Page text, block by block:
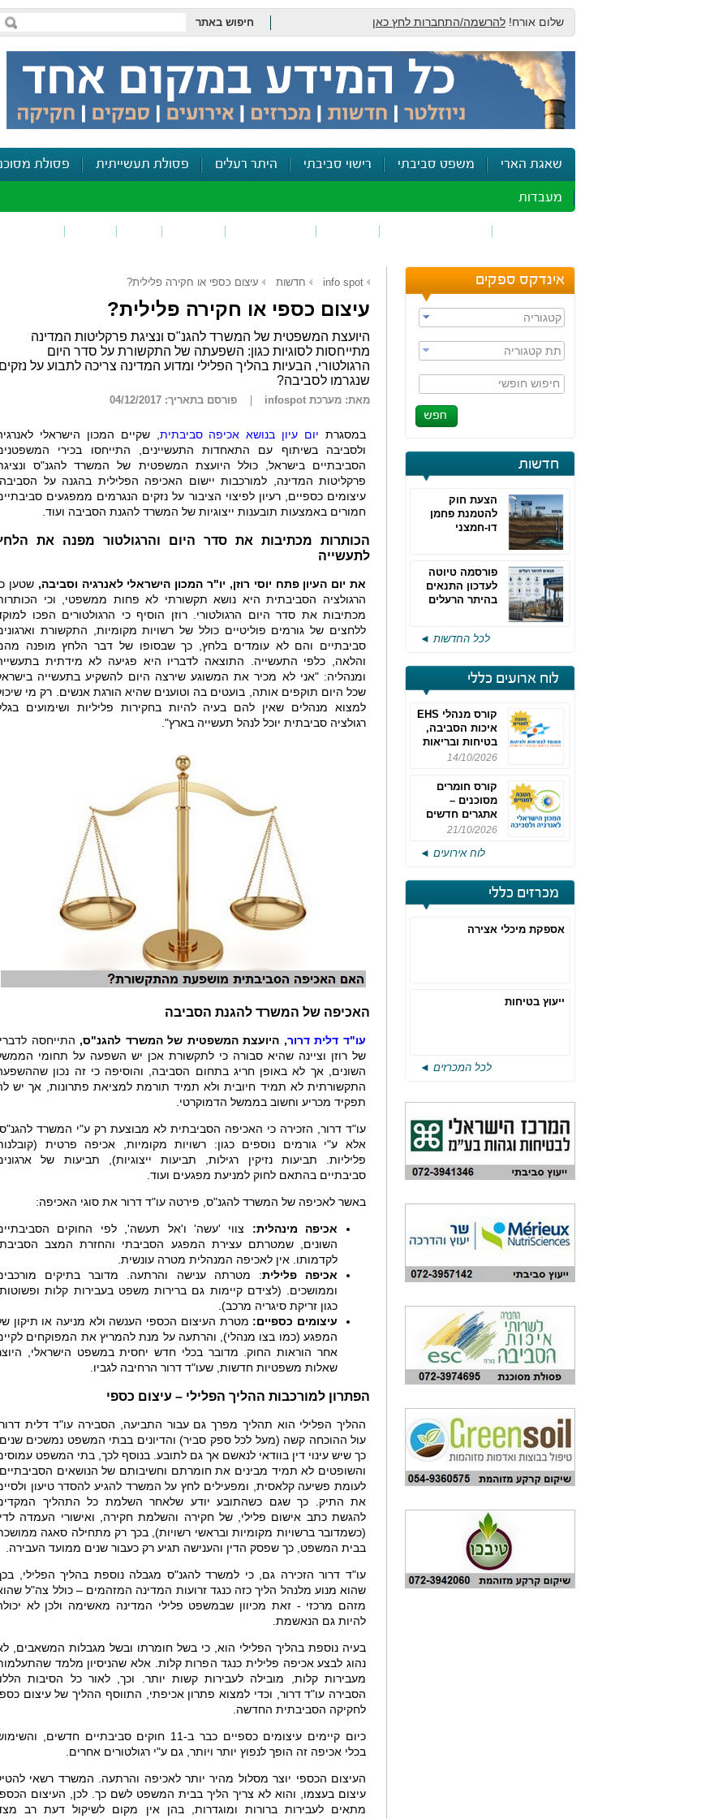
שלום אורח! להרשמה/התחברות לחץ כאן חיפוש באתר
שאגת הארי משפט סביבתי רישוי סביבתי היתר רעלים פסולת תעשייתית פסולת
מעבדות
אינדקס ספקים
קטגוריה
תת קטגוריה
חיפוש חופשי
חדשות
הצעת חוק
להטמנת פחמן
דו-חמצני
פורסמה טיוטה
לעדכון התנאים
בהיתר הרעלים
לכל החדשות ◄
לוח ארועים כללי
קורס מנהלי EHS
איכות הסביבה,
בטיחות ובריאות
תעסוקתית
14/10/2026
קורס חומרים
מסוכנים –
אתגרים חדשים
והערכות לחוק
מחזור 4
21/10/2026
לוח אירועים ◄
מכרזים כללי
אספקת מיכלי אצירה
ייעוץ בטיחות
לכל המכרזים ◄
info spot חדשות עיצום כספי או חקירה פלילית?
עיצום כספי או חקירה פלילית?
היועצת המשפטית של המשרד להגנ"ס ונציגת פרקליטות המדינה
מתייחסות לסוגיות כגון: השפעתה של התקשורת על סדר היום
הרגולטורי, הבעיות בהליך הפלילי ומדוע המדינה צריכה לתבוע על
שנגרמו לסביבה?
מאת: מערכת infospot פורסם בתאריך: 04/12/2017
במסגרת יום עיון בנושא אכיפה סביבתית , שקיים המכון הישראלי
ולסביבה בשיתוף עם התאחדות התעשיינים, התייחסו בכירי
הסביבתיים בישראל, כולל היועצת המשפטית של המשרד להגנ"ס
פרקליטות המדינה, למורכבות יישום האכיפה הפלילית בהגנה על
עיצומים כספיים, רעיון לפיצוי הציבור על נזקים הנגרמים ממפגעים
חמורים באמצעות תובענות ייצוגיות של המשרד להגנת הסביבה ועוד.
הכותרות מכתיבות את סדר היום והרגולטור מפנה את
לתעשייה
את יום העיון פתח יוסי רוזן, יו"ר המכון הישראלי לאנרגיה וסביבה,שטען
הרגולציה הסביבתית היא נושא תקשורתי לא פחות ממשפטי, וכי
מכתיבות את סדר היום הרגולטורי. רוזן הוסיף כי הרגולטורים הפכו
ללחצים של גורמים פוליטיים כולל של רשויות מקומיות, התקשורת
סביבתיים והם לא עומדים בלחץ, כך שבסופו של דבר הלחץ מופנה
והלאה, כלפי התעשייה. התוצאה לדבריו היא פגיעה לא מידתית
ומנהליה: "אני לא מכיר את המשוגע שירצה היום להשקיע בתעשייה
שכל היום תוקפים אותה, בועטים בה וטוענים שהיא הורגת אנשים. רק מי
למצוא מנהלים שאין להם בעיה להיות בחקירות פליליות ושימועים
רגולציה סביבתית יוכל לנהל תעשייה בארץ".
האכיפה של המשרד להגנת הסביבה
עו"ד דלית דרור, היועצת המשפטית של המשרד להגנ"ס, התייחסה
של רוזן וציינה שהיא סבורה כי לתקשורת אכן יש השפעה על תחומי
השונים, אך לא באופן חריג בתחום הסביבה, והוסיפה כי זה נכון
התקשורתית לא תמיד חיובית ולא תמיד תורמת למציאת פתרונות, אך יש
תפקיד מכריע וחשוב בממשל הדמוקרטי.
עו"ד דרור, הזכירה כי האכיפה הסביבתית לא מבוצעת רק ע"י המשרד
אלא ע"י גורמים נוספים כגון: רשויות מקומיות, אכיפה פרטית
פליליות. תביעות נזיקין רגילות, תביעות ייצוגיות), תביעות של
סביבתיים בהתאם לחוק למניעת מפגעים ועוד.
באשר לאכיפה של המשרד להגנ"ס, פירטה עו"ד דרור את סוגי האכיפה:
אכיפה מינהלית: צווי 'עשה' ו'אל תעשה', לפי החוקים
השונים, שמטרתם עצירת המפגע הסביבתי והחזרת המצב
לקדמותו. אין לאכיפה המנהלית מטרה עונשית.
אכיפה פלילית: מטרתה ענישה והרתעה. מדובר בתיקים
וממושכים. (לצידם קיימות גם ברירות משפט בעבירות קלות
כגון זריקת סיגריה מרכב).
עיצומים כספיים: מטרת העיצום הכספי הענשה ולא מניעה או תיקון
המפגע (כמו בצו מנהלי), והרתעה על מנת להמריץ את המפוקחים
אחר הוראות החוק. מדובר בכלי חדש יחסית במשפט הישראלי,
שאלות משפטיות חדשות, שעו"ד דרור הרחיבה לגביו.
הפתרון למורכבות ההליך הפלילי – עיצום כספי
ההליך הפלילי הוא תהליך מפרך גם עבור התביעה, הסבירה עו"ד דלית
עול ההוכחה קשה (מעל לכל ספק סביר) והדיונים בבתי המשפט נמשכים
כך שיש עינוי דין בוודאי לנאשם אך גם לתובע. בנוסף לכך, בתי המשפט
והשופטים לא תמיד מבינים את חומרתם וחשיבותם של הנושאים
לעומת פשיעה קלאסית, ומפעילים לחץ על המשרד להגיע להסדר טיעון
את התיק. כך שגם כשהתובע יודע שלאחר השלמת כל התהליך
להגשת כתב אישום פלילי, של חקירה והשלמת חקירה, ואישורי העמדה
(כשמדובר ברשויות מקומיות ובראשי רשויות), בכך רק מתחילה סאגה
בבית המשפט, כך שפסק הדין והענישה תגיע רק כעבור שנים ממועד העבירה.
עו"ד דרור הזכירה גם, כי למשרד להגנ"ס מגבלה נוספת בהליך הפלילי,
שהוא מנוע מלנהל הליך כזה כנגד זרועות המדינה המזהמים – כולל צה"ל
מזהם מרכזי - זאת מכיוון שבמשפט פלילי המדינה מאשימה ולכן לא
להיות גם הנאשמת.
בעיה נוספת בהליך הפלילי הוא, כי בשל חומרתו ובשל מגבלות המשאבים,
נהוג לבצע אכיפה פלילית כנגד הפרות קלות. אלא שהניסיון מלמד
מעבירות קלות, מובילה לעבירות קשות יותר. וכך, לאור כל הסיבות
הסבירה עו"ד דרור, וכדי למצוא פתרון אכיפתי, התווסף ההליך של עיצום
לחקיקה הסביבתית החדשה.
כיום קיימים עיצומים כספיים כבר ב-11 חוקים סביבתיים חדשים,
בכלי אכיפה זה הופך לנפוץ יותר ויותר, גם ע"י רגולטורים אחרים.
העיצום הכספי יוצר מסלול מהיר יותר לאכיפה והרתעה. המשרד רשאי
עיצום בעצמו, והוא לא צריך הליך בבית המשפט לשם כך. לכן, העיצום
מתאים לעבירות ברורות ומוגדרות, בהן אין מקום לשיקול דעת רב